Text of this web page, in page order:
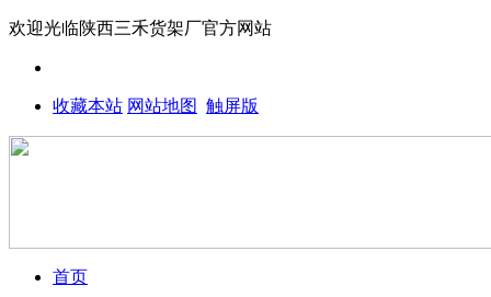
欢迎光临陕西三禾货架厂官方网站
收藏本站 网站地图 触屏版
首页